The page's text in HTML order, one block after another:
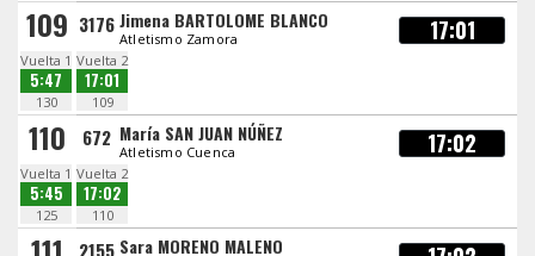
109 3176Jimena BARTOLOME BLANCO
Atletismo Zamora 17:01
Vuelta 1
5:47
130
Vuelta 2
17:01
109
110 672 María SAN JUAN NÚÑEZ
Atletismo Cuenca 17:02
Vuelta 1
5:45
125
Vuelta 2
17:02
110
2155 Sara MORENO MALENO